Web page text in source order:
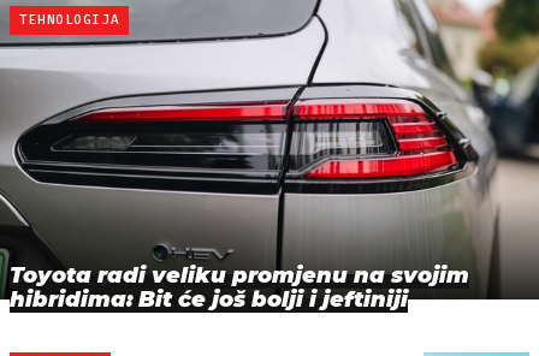
TEHNOLOGIJA
Toyota radi veliku promjenu na svojim
hibridima: Bit će još bolji i jeftiniji